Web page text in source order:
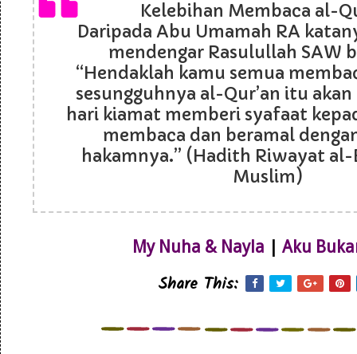
Kelebihan Membaca al-
Daripada Abu Umamah RA
mendengar Rasulullah SAW
“Hendaklah kamu semua
sesungguhnya al-Qur’an itu
hari kiamat memberi syafaat
membaca dan beramal
hakamnya.” (Hadith Riwayat
Muslim)
My Nuha & Nayla | Aku
Share This: